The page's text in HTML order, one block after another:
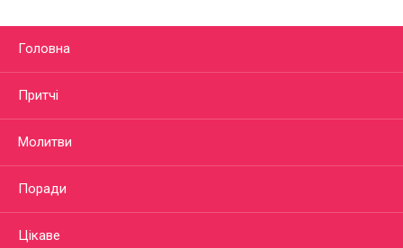
Головна
Притчі
Молитви
Поради
Цікаве